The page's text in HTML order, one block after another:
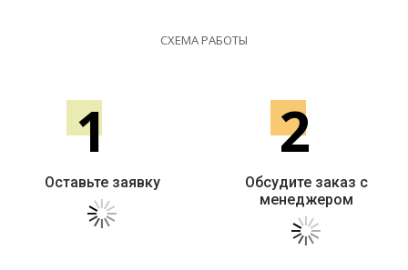
СХЕМА РАБОТЫ
1
Оставьте заявку
2
Обсудите заказ с
менеджером